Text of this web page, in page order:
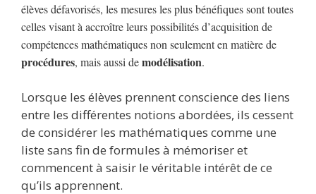
élèves défavorisés, les mesures les plus bénéfiques sont toutes
celles visant à accroître leurs possibilités d’acquisition de
compétences mathématiques non seulement en matière de
procédures, mais aussi demodélisation.
Lorsque les élèves prennent conscience des liens
entre les différentes notions abordées, ils cessent
de considérer les mathématiques comme une
liste sans fin de formules à mémoriser et
commencent à saisir le véritable intérêt de ce
qu’ils apprennent.